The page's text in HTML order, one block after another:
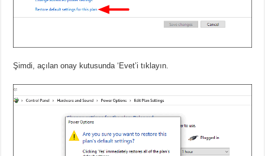
Şimdi, açılan onay kutusunda ‘Evet’i tıklayın.